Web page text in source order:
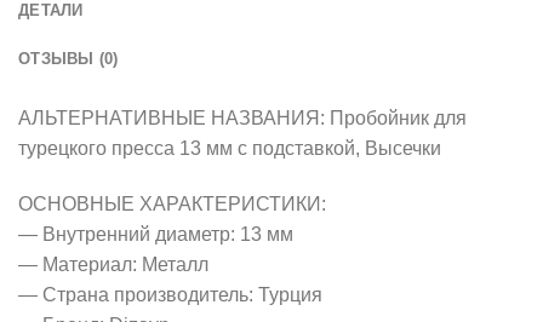
ДЕТАЛИ
ОТЗЫВЫ (0)
АЛЬТЕРНАТИВНЫЕ НАЗВАНИЯ: Пробойник для
турецкого пресса 13 мм с подставкой, Высечки
ОСНОВНЫЕ ХАРАКТЕРИСТИКИ:
— Внутренний диаметр: 13 мм
— Материал: Металл
— Страна производитель: Турция